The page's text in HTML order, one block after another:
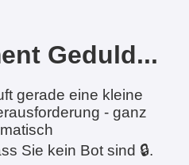
Geduld...
gerade eine kleine
- ganz
Sie kein Bot sind 🔒.